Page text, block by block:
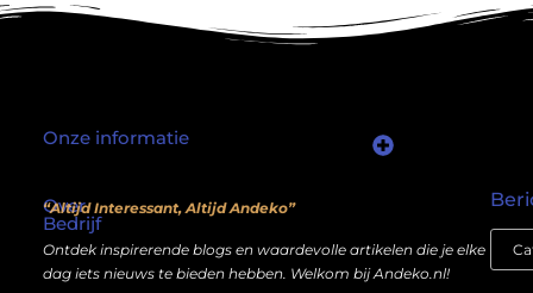
Over
Bedrijf
“Altijd Interessant, Altijd Andeko”
Ontdek inspirerende blogs en waardevolle artikelen die je elke
dag iets nieuws te bieden hebben. Welkom bij Andeko.nl!
Onze informatie